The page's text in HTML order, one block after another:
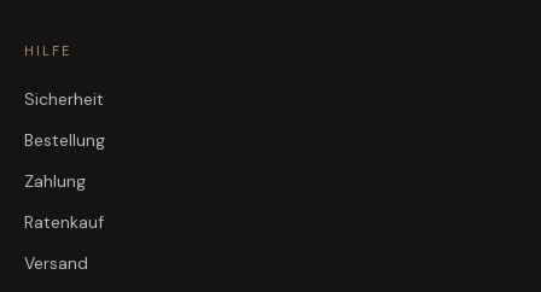
HILFE
Sicherheit
Bestellung
Zahlung
Ratenkauf
Versand